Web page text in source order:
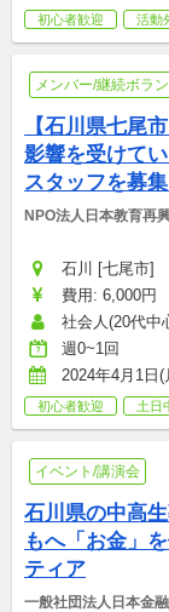
初心者歓迎 活動
メンバー/継続ボラ
【石川県七尾
影響を受けて
スタッフを募
NPO法人日本教育再
石川 [七尾市]
費用: 6,000円
社会人(20代中
週0~1回
2024年4月1日
初心者歓迎 土日
イベント/講演会
石川県の中高
もへ「お金」
ティア
一般社団法人日本金